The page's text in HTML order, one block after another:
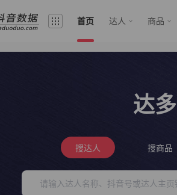
首页 达人 商品
达
搜达人 搜商品